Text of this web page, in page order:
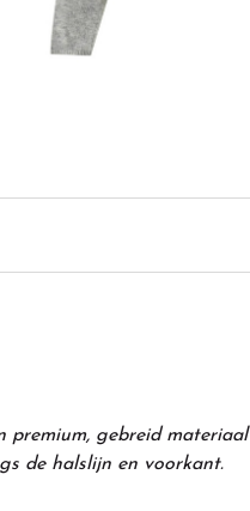
gebreid
de halslijn en voorkant.